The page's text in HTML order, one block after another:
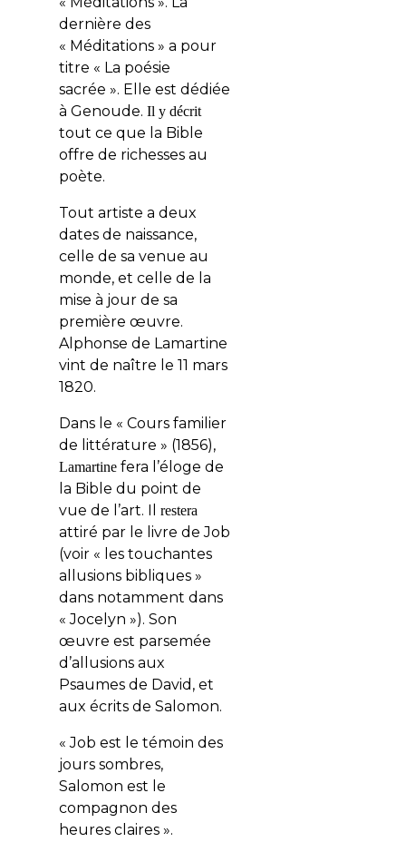
dernière des
« Méditations » a pour
titre « La poésie
sacrée ». Elle est dédiée
à Genoude. Il y décrit
tout ce que la Bible
offre de richesses au
poète.
Tout artiste a deux
dates de naissance,
celle de sa venue au
monde, et celle de la
mise à jour de sa
première œuvre.
Alphonse de Lamartine
vint de naître le 11 mars
1820.
Dans le « Cours familier
de littérature » (1856),
Lamartinefera l’éloge de
la Bible du point de
vue de l’art. Il restera
attiré par le livre de Job
(voir « les touchantes
allusions bibliques »
dans notamment dans
« Jocelyn »). Son
œuvre est parsemée
d’allusions aux
Psaumes de David, et
aux écritsde Salomon.
« Job est le témoin des
jours sombres,
Salomon est le
compagnon des
heures claires ».